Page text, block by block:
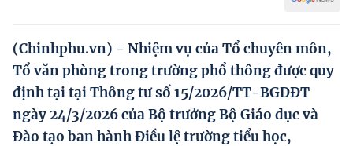
Phát triển kinh tế tư nhân và doanh nghiệp dân tộc
Ocop và chuỗi giá trị Nông sản
Kinh tế tư nhân
(Chinhphu.vn) - Nhiệm vụ của Tổ chuyên môn,
Tổ văn phòng trong trường phổ thông được quy
định tại tại Thông tư số 15/2026/TT-BGDĐT
ngày 24/3/2026 của Bộ trưởng Bộ Giáo dục và
Đào tạo ban hành Điều lệ trường tiểu học,